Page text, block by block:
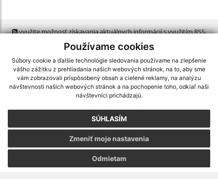
Používame cookies
Súbory cookie a ďalšie technológie sledovania používame na zlepšenie
vášho zážitku z prehliadania našich webových stránok, na to, aby sme
vám zobrazovali prispôsobený obsah a cielené reklamy, na analýzu
návštevnosti našich webových stránok a na pochopenie toho, odkiaľ naši
návštevníci prichádzajú.
SÚHLASÍM
Odmietam
Zmeniť moje nastavenia
využite možnosť získavania aktuálnych informácií s využitím RSS,
CMS systém (redakčný) systém ECHELON 2, Mapa stránok
webex.digital, s.r.o.,domény,registrácia domény
spoločnosť webex.digital, s.r.o.,technický prevádzkovateľ
Posledná aktualizácia:05.08.2026
Vytlačiť stránku|Vyhlásenie o prístupnosti
webdesign